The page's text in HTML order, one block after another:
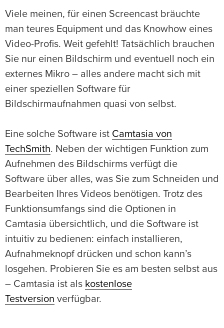
Viele meinen, für einen Screencast bräuchte
man teures Equipment und das Knowhow eines
Video-Profis. Weit gefehlt! Tatsächlich brauchen
Sie nur einen Bildschirm und eventuell noch ein
externes Mikro – alles andere macht sich mit
einer speziellen Software für
Bildschirmaufnahmen quasi von selbst.
Eine solche Software ist Camtasia von
TechSmith. Neben der wichtigen Funktion zum
Aufnehmen des Bildschirms verfügt die
Software über alles, was Sie zum Schneiden und
Bearbeiten Ihres Videos benötigen. Trotz des
Funktionsumfangs sind die Optionen in
Camtasia übersichtlich, und die Software ist
intuitiv zu bedienen: einfach installieren,
Aufnahmeknopf drücken und schon kann’s
losgehen. Probieren Sie es am besten selbst aus
– Camtasia ist als kostenlose
Testversion verfügbar.